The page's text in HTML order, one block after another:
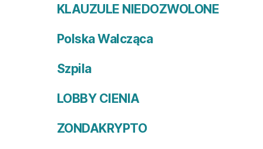
KLAUZULE NIEDOZWOLONE
Polska Walcząca
Szpila
LOBBY CIENIA
ZONDAKRYPTO